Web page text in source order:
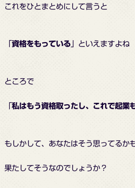
これをひとまとめにして言うと
「資格をもっている」といえますよね
ところで
「私はもう資格取ったし、これで起業
もしかして、あなたはそう思ってるか
果たしてそうなのでしょうか？